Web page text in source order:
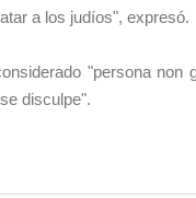
a los judíos", expresó.
"persona non
disculpe".